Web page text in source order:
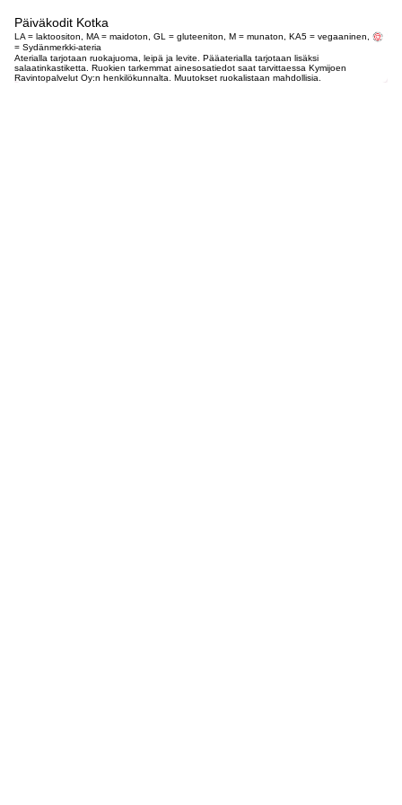
Päiväkodit Kotka
LA = laktoositon, MA = maidoton, GL = gluteeniton, M = munaton, KA5 = vegaaninen,
= Sydänmerkki-ateria
Aterialla tarjotaan ruokajuoma, leipä ja levite. Pääaterialla tarjotaan lisäksi
salaatinkastiketta. Ruokien tarkemmat ainesosatiedot saat tarvittaessa Kymijoen
Ravintopalvelut Oy:n henkilökunnalta. Muutokset ruokalistaan mahdollisia.